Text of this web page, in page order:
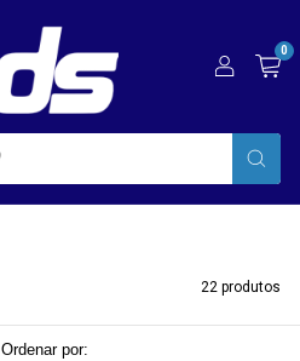
0
22 produtos
Ordenar por: